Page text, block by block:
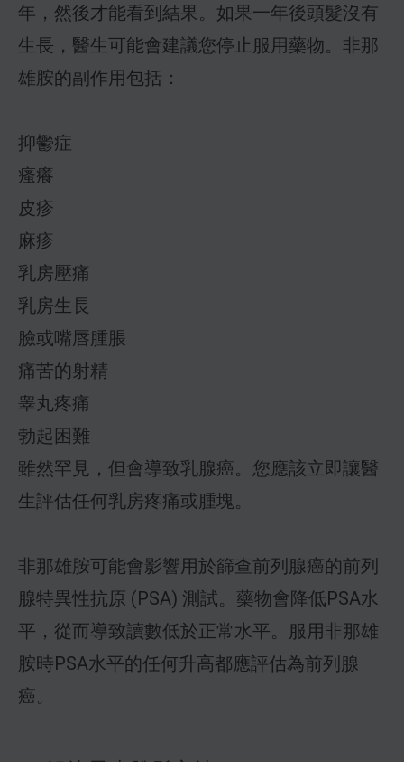
年，然後才能看到結果。如果一年後頭髮沒有
生長，醫生可能會建議您停止服用藥物。非那
雄胺的副作用包括：
抑鬱症
瘙癢
皮疹
麻疹
乳房壓痛
乳房生長
臉或嘴唇腫脹
痛苦的射精
睾丸疼痛
勃起困難
雖然罕見，但會導致乳腺癌。您應該立即讓醫
生評估任何乳房疼痛或腫塊。
非那雄胺可能會影響用於篩查前列腺癌的前列
腺特異性抗原 (PSA) 測試。藥物會降低PSA水
平，從而導致讀數低於正常水平。服用非那雄
胺時PSA水平的任何升高都應評估為前列腺
癌。